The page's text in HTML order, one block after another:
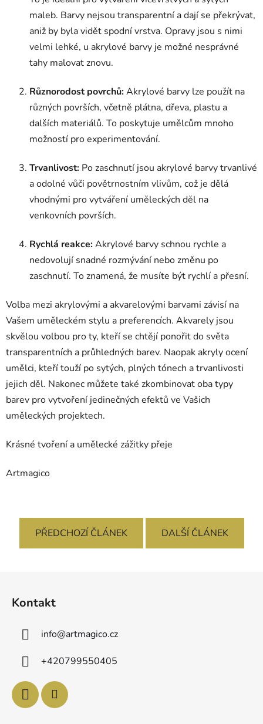
maleb. Barvy nejsou transparentní a dají se překrývat,
aniž by byla vidět spodní vrstva. Opravy jsou s nimi
velmi lehké, u akrylové barvy je možné nesprávné
tahy malovat znovu.
Různorodost povrchů:Akrylové barvy lze použít na
různých površích, včetně plátna, dřeva, plastu a
dalších materiálů. To poskytuje umělcům mnoho
možností pro experimentování.
Trvanlivost: Po zaschnutí jsou akrylové barvy trvanlivé
a odolné vůči povětrnostním vlivům, což je dělá
vhodnými pro vytváření uměleckých děl na
venkovních površích.
Rychlá reakce:Akrylové barvy schnou rychle a
nedovolují snadné rozmývání nebo změnu po
zaschnutí. To znamená, že musíte být rychlí a přesní.
Volba mezi akrylovými a akvarelovými barvami závisí na
Vašem uměleckém stylu a preferencích. Akvarely jsou
skvělou volbou pro ty, kteří se chtějí ponořit do světa
transparentních a průhledných barev. Naopak akryly ocení
umělci, kteří touží po sytých, plných tónech a trvanlivosti
jejich děl. Nakonec můžete také zkombinovat oba typy
barev pro vytvoření jedinečných efektů ve Vašich
uměleckých projektech.
Krásné tvoření a umělecké zážitky přeje
Artmagico
PŘEDCHOZÍ ČLÁNEK DALŠÍ ČLÁNEK
Kontakt
info@artmagico.cz
+420799550405